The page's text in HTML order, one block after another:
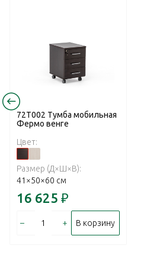
72T002 Тумба мобильная
Фермо венге
Цвет:
Размер (Д×Ш×В):
41×50×60 см
16 625 ₽
– + В корзину